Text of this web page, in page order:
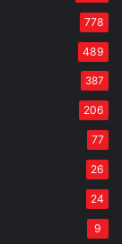
778
489
387
206
77
26
24
9